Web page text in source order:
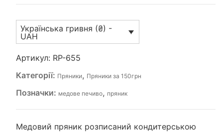
кількість
Українська гривня (₴) -
UAH
Артикул: RP-655
Категорії: Пряники, Пряники за 150грн
Позначки: медове печиво, пряник
Медовий пряник розписаний кондитерською